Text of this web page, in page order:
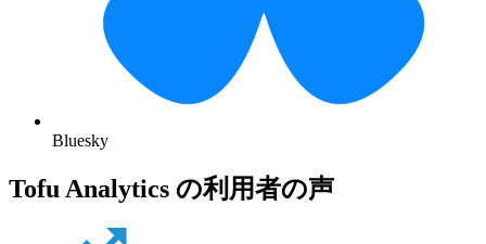
Bluesky
Tofu Analytics の利用者の声